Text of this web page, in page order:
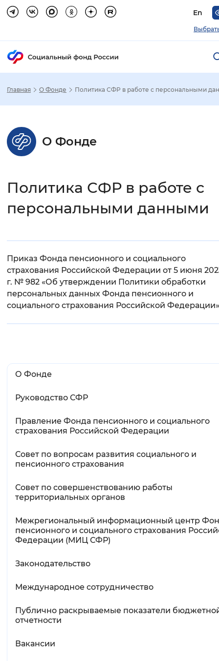
En
Шрифт
Без засечек С засечками
Нормальный Увеличенный
Цвет сайта
Инверсивный
Синий фон
Включены Выключены
Главная О Фонде Политика СФР в работе с персональными
О Фонде
Политика СФР в работе с
персональными данными
информация
Приказ Фонда пенсионного и социального
страхования Российской Федерации от 5 июня
г. № 982 «Об утверждении Политики обработки
персональных данных Фонда пенсионного и
социального страхования Российской Федерации»
О Фонде
Руководство СФР
Правление Фонда пенсионного и социального
страхования Российской Федерации
Совет по вопросам развития социального и
пенсионного страхования
Совет по совершенствованию работы
территориальных органов
Межрегиональный информационный центр
пенсионного и социального страхования
Федерации (МИЦ СФР)
Законодательство
Международное сотрудничество
Публично раскрываемые показатели
отчетности
Вакансии